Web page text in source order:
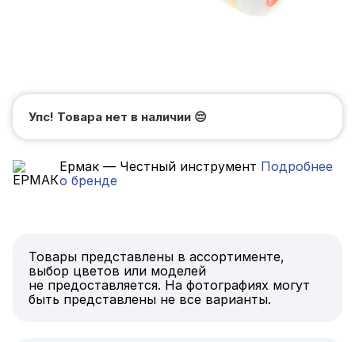
Упс! Товара нет в наличии 😔
Ермак — Честный инструмент Подробнее
о бренде
Товары представлены в ассортименте,
выбор цветов или моделей
не предоставляется. На фотографиях могут
быть представлены не все варианты.